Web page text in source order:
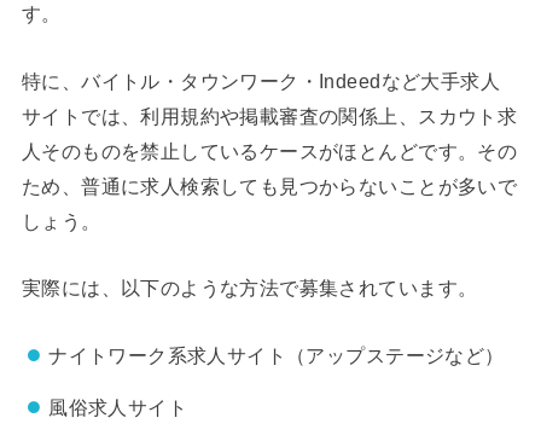
す。
特に、バイトル・タウンワーク・Indeedなど大手求人
サイトでは、利用規約や掲載審査の関係上、スカウト求
人そのものを禁止しているケースがほとんどです。その
ため、普通に求人検索しても見つからないことが多いで
しょう。
実際には、以下のような方法で募集されています。
ナイトワーク系求人サイト（アップステージなど）
風俗求人サイト